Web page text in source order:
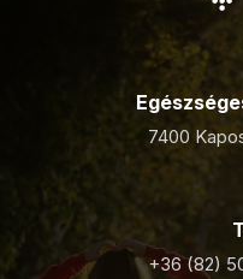
7400
+36 (82)